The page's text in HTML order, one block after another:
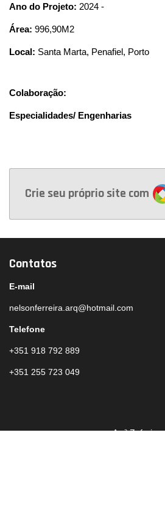
Ano do Projeto: 2024 -
Área: 996,90M2
Local: Santa Marta, Penafiel, Porto
Colaboração:
Especialidades/ Engenharias
Crie seu próprio site com
Contatos
E-mail
nelsonferreira.arq@hotmail.com
Telefone
+351 918 792 889
+351 255 723 049
Av.ª